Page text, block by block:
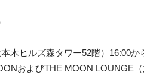
木ヒルズ森タワー52階）16:00か
およびTHE MOON LOUNGE